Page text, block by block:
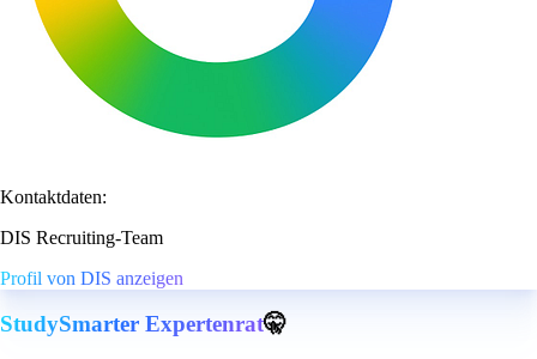
Kontaktdaten:
DIS Recruiting-Team
Profil von DIS anzeigen
StudySmarter Expertenrat🤫